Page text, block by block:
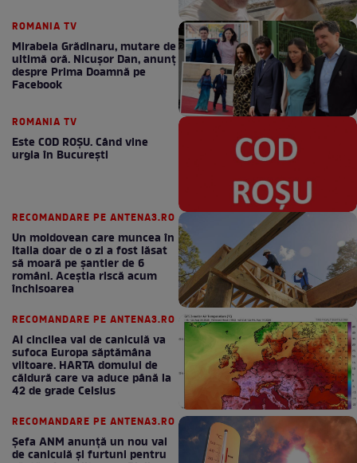
ROMANIA TV
Mirabela Grădinaru, mutare de
ultimă oră. Nicuşor Dan, anunţ
despre Prima Doamnă pe
Facebook
ROMANIA TV
Este COD ROŞU. Când vine
urgia în Bucureşti
RECOMANDARE PE ANTENA3.RO
Un moldovean care muncea în
Italia doar de o zi a fost lăsat
să moară pe şantier de 6
români. Aceștia riscă acum
închisoarea
RECOMANDARE PE ANTENA3.RO
Al cincilea val de caniculă va
sufoca Europa săptămâna
viitoare. HARTA domului de
căldură care va aduce până la
42 de grade Celsius
RECOMANDARE PE ANTENA3.RO
Șefa ANM anunță un nou val
de caniculă și furtuni pentru